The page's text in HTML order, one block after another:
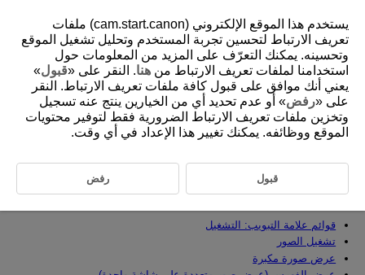
D388-142
التشغيل
يحتوي هذا الفصل على الموضوعات المتعلقة بالتشغيل أي إعادة عرض الصور
تنبيه
قوائم علامة التبويب: التشغيل
تشغيل الصور
عرض صورة مكبرة
يستخدم هذا الموقع الإلكتروني (cam.start.canon) ملفات
تعريف الارتباط لتحسين تجربة المستخدم وتحليل تشغيل الموقع
وتحسينه. يمكنك التعرّف على المزيد من المعلومات حول
استخدامنا لملفات تعريف الارتباط من هنا. النقر على «قبول»
يعني أنك موافق على قبول كافة ملفات تعريف الارتباط. النقر
على «رفض» أو عدم تحديد أي من الخيارين ينتج عنه تسجيل
وتخزين ملفات تعريف الارتباط الضرورية فقط لتوفير محتويات
الموقع ووظائفه. يمكنك تغيير هذا الإعداد في أي وقت.
قبول رفض